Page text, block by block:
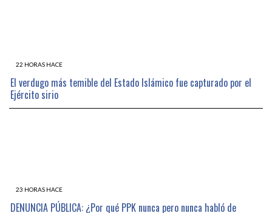
22 HORAS HACE
El verdugo más temible del Estado Islámico fue capturado por el
Ejército sirio
23 HORAS HACE
DENUNCIA PÚBLICA: ¿Por qué PPK nunca pero nunca habló de